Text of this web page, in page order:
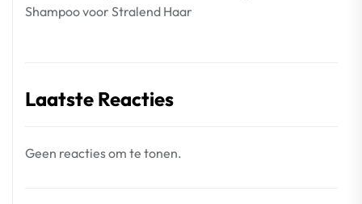
Shampoo voor Stralend Haar
Laatste Reacties
Geen reacties om te tonen.